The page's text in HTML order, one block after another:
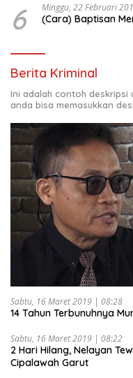
6 Minggu, 22 Februari
(Cara) Baptisan
Berita Kriminal
Ini adalah contoh deskripsi
anda bisa memasukkan
Sabtu, 16 Maret 2019 | 08:28
14 Tahun Terbunuhnya
Sabtu, 16 Maret 2019 | 08:22
2 Hari Hilang, Nelayan
Cipalawah Garut